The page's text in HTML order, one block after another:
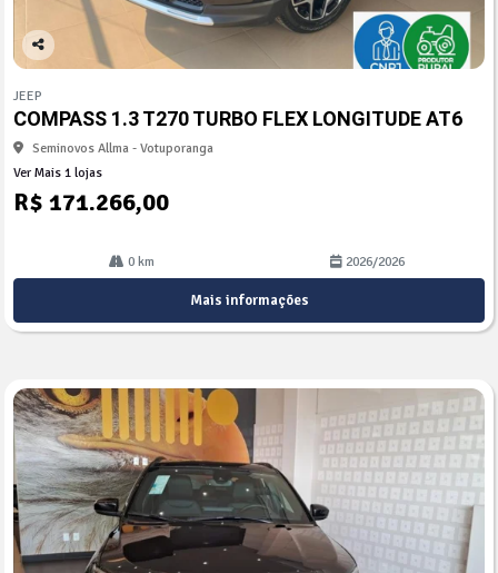
Co
arti
lhe
JEEP
COMPASS 1.3 T270 TURBO FLEX LONGITUDE AT6
Seminovos Allma - Votuporanga
Ver Mais 1 lojas
R$ 171.266,00
0 km 2026/2026
Mais informações